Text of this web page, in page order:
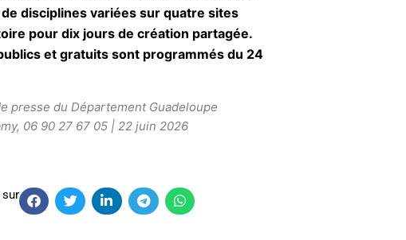
disciplines variées sur quatre sites
pour dix jours de création partagée.
et gratuits sont programmés du 24
presse du Département Guadeloupe
06 90 27 67 05 | 22 juin 2026
sur